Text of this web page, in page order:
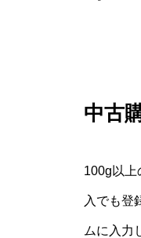
中古
100g以上
入でも登
ムに入力